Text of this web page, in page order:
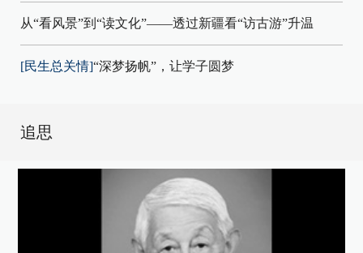
从“看风景”到“读文化”——透过新疆看“访古游”升温
[民生总关情]“深梦扬帆”，让学子圆梦
追思